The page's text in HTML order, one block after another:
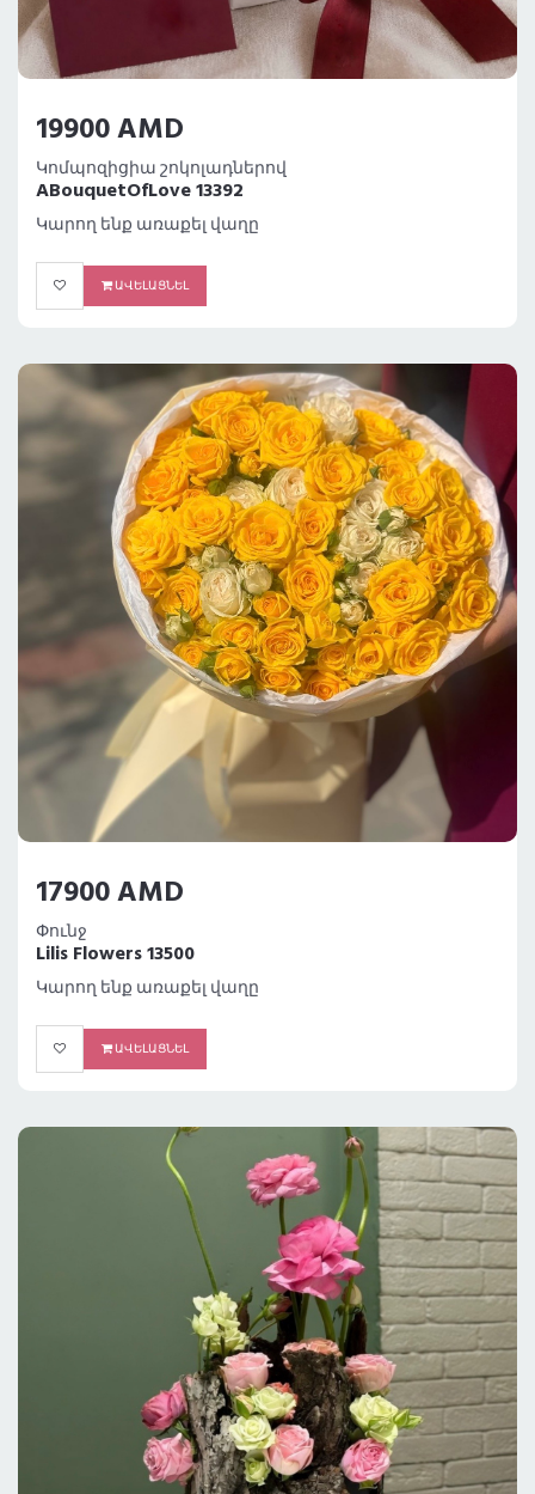
19900 AMD
Կոմպոզիցիա շոկոլադներով
ABouquetOfLove 13392
Կարող ենք առաքել վաղը
ԱՎԵԼԱՑՆԵԼ
17900 AMD
Փունջ
Lilis Flowers 13500
Կարող ենք առաքել վաղը
ԱՎԵԼԱՑՆԵԼ